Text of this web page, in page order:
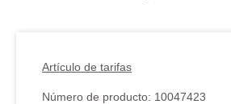
Artículo de tarifas
Número de producto: 10047423